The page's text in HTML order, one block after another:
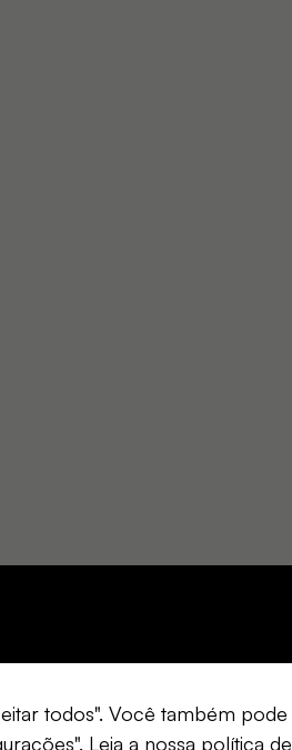
todos". Você também pode
Leia a nossa política de